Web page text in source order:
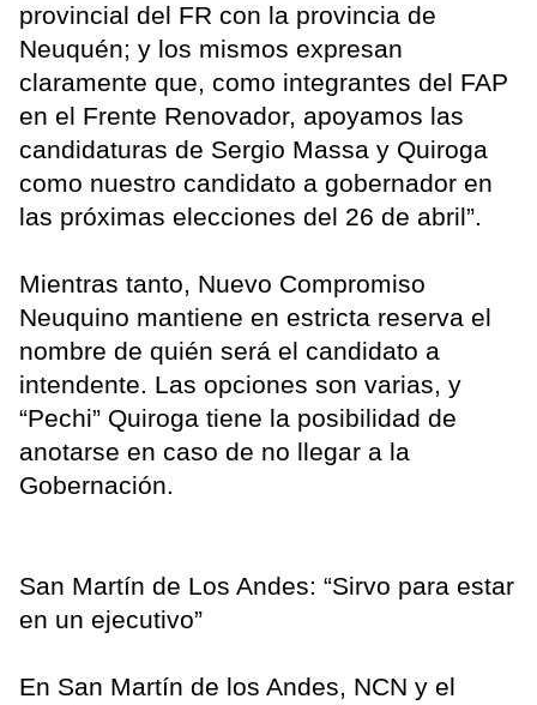
provincial del FR con la provincia de
Neuquén; y los mismos expresan
claramente que, como integrantes del FAP
en el Frente Renovador, apoyamos las
candidaturas de Sergio Massa y Quiroga
como nuestro candidato a gobernador en
las próximas elecciones del 26 de abril”.
Mientras tanto, Nuevo Compromiso
Neuquino mantiene en estricta reserva el
nombre de quién será el candidato a
intendente. Las opciones son varias, y
“Pechi” Quiroga tiene la posibilidad de
anotarse en caso de no llegar a la
Gobernación.
San Martín de Los Andes: “Sirvo para estar
en un ejecutivo”
En San Martín de los Andes, NCN y el